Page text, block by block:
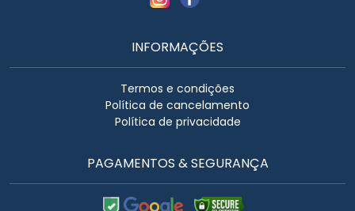
INFORMAÇÕES
Termos e condições
Política de cancelamento
Política de privacidade
PAGAMENTOS & SEGURANÇA